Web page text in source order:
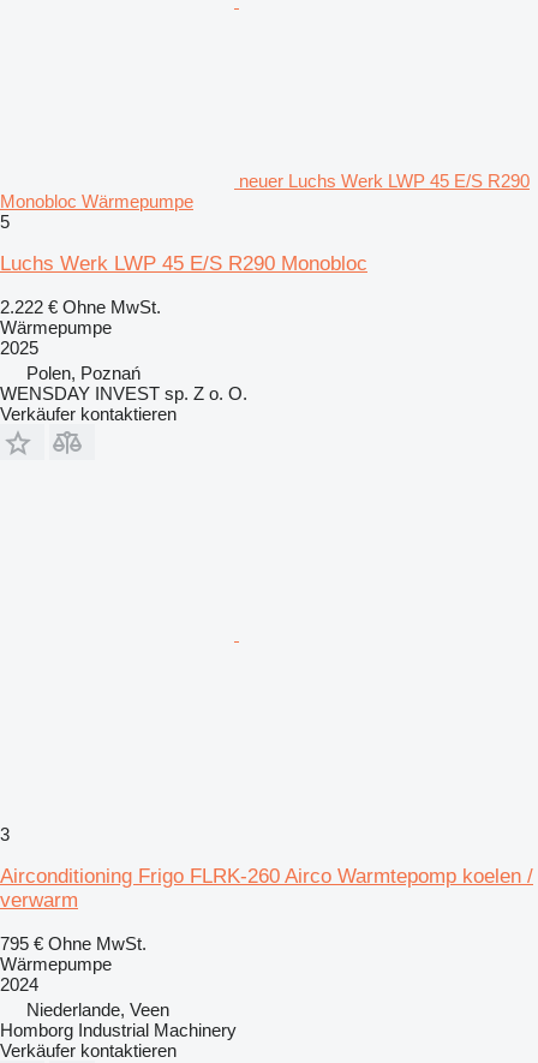
neuer Luchs Werk LWP 45 E/S R290
Monobloc Wärmepumpe
5
Luchs Werk LWP 45 E/S R290 Monobloc
2.222 € Ohne MwSt.
Wärmepumpe
2025
Polen, Poznań
WENSDAY INVEST sp. Z o. O.
Verkäufer kontaktieren
3
Airconditioning Frigo FLRK-260 Airco Warmtepomp koelen /
verwarm
795 € Ohne MwSt.
Wärmepumpe
2024
Niederlande, Veen
Homborg Industrial Machinery
Verkäufer kontaktieren